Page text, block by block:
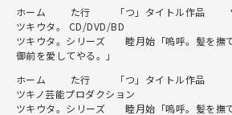
ホーム
た行 「つ」タイトル作品
ツキウタ。 CD/DVD/BD
ツキウタ。シリーズ 睦月始「嗚呼。髪を撫で
御前を愛してやる。」
ホーム
た行
「つ」タイトル作品
ツキノ芸能プロダクション
ツキウタ。シリーズ 睦月始「嗚呼。髪を撫で